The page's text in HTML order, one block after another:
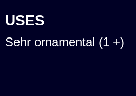
USES
Sehr ornamental (1 +)